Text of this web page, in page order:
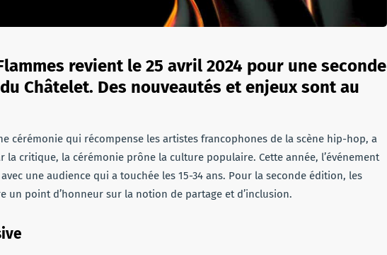
revient le 25 avril 2024 pour une seconde
Châtelet. Des nouveautés et enjeux sont au
cérémonie qui récompense les artistes francophones de la scène hip-hop, a
la critique, la cérémonie prône la culture populaire. Cette année, l’événement
une audience qui a touchée les 15-34 ans. Pour la seconde édition, les
un point d’honneur sur la notion de partage et d’inclusion.